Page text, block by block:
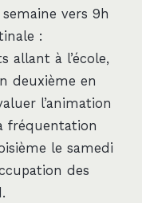
vers 9h
:
allant à l’école,
deuxième en
l’animation
fréquentation
le samedi
des